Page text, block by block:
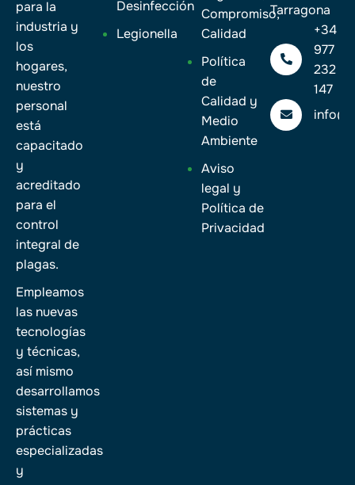
para la
industria y
los
hogares,
nuestro
personal
está
capacitado
y
acreditado
para el
control
integral de
plagas.
Empleamos
las nuevas
tecnologías
y técnicas,
así mismo
desarrollamos
sistemas y
prácticas
especializadas
y
Desinfección
Legionella
Compromiso,
Calidad
Política
de
Calidad y
Medio
Ambiente
Aviso
legal y
Política de
Privacidad
Tarragona
+34
977
232
147